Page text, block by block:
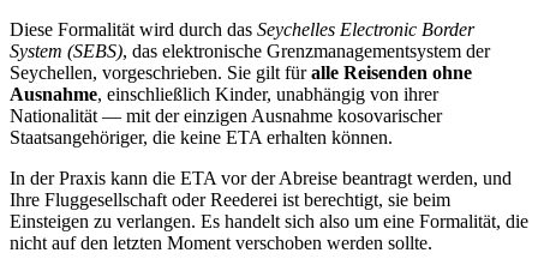
Diese Formalität wird durch das Seychelles Electronic Border
System (SEBS), das elektronische Grenzmanagementsystem der
Seychellen, vorgeschrieben. Sie gilt füralle Reisenden ohne
Ausnahme, einschließlich Kinder, unabhängig von ihrer
Nationalität — mit der einzigen Ausnahme kosovarischer
Staatsangehöriger, die keine ETA erhalten können.
In der Praxis kann die ETA vor der Abreise beantragt werden, und
Ihre Fluggesellschaft oder Reederei ist berechtigt, sie beim
Einsteigen zu verlangen. Es handelt sich also um eine Formalität, die
nicht auf den letzten Moment verschoben werden sollte.